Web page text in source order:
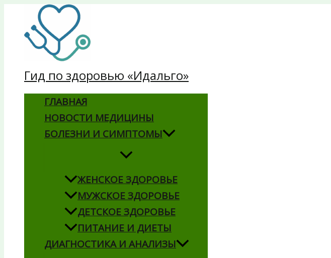
содержимому
Гид по здоровью «Идальго»
ГЛАВНАЯ
НОВОСТИ МЕДИЦИНЫ
БОЛЕЗНИ И СИМПТОМЫ
ЖЕНСКОЕ ЗДОРОВЬЕ
МУЖСКОЕ ЗДОРОВЬЕ
ДЕТСКОЕ ЗДОРОВЬЕ
ПИТАНИЕ И ДИЕТЫ
ДИАГНОСТИКА И АНАЛИЗЫ